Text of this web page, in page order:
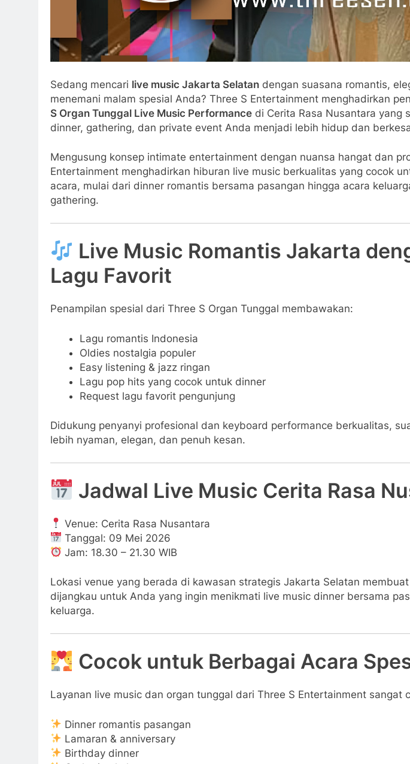
Sedang mencari live music Jakarta Selatan dengan suasana romantis,
menemani malam spesial Anda? Three S Entertainment menghadirkan
S Organ Tunggal Live Music Performance di Cerita Rasa Nusantara yang
dinner, gathering, dan private event Anda menjadi lebih hidup dan
Mengusung konsep intimate entertainment dengan nuansa hangat dan
Entertainment menghadirkan hiburan live music berkualitas yang cocok
acara, mulai dari dinner romantis bersama pasangan hingga acara
gathering.
Live Music Romantis Jakarta
Lagu Favorit
Penampilan spesial dari Three S Organ Tunggal membawakan:
Lagu romantis Indonesia
Oldies nostalgia populer
Easy listening & jazz ringan
Lagu pop hits yang cocok untuk dinner
Request lagu favorit pengunjung
Didukung penyanyi profesional dan keyboard performance berkualitas,
lebih nyaman, elegan, dan penuh kesan.
Jadwal Live Music Cerita Rasa
Venue: Cerita Rasa Nusantara
Tanggal: 09 Mei 2026
Jam: 18.30 – 21.30 WIB
Lokasi venue yang berada di kawasan strategis Jakarta Selatan
dijangkau untuk Anda yang ingin menikmati live music dinner bersama
keluarga.
Cocok untuk Berbagai Acara
Layanan live music dan organ tunggal dari Three S Entertainment sangat
Dinner romantis pasangan
Lamaran & anniversary
Birthday dinner